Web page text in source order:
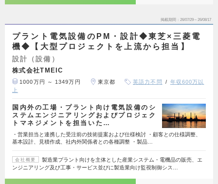
掲載期間 26/07/29～26/08/17
プラント電気設備のPM・設計◆東芝×三菱電
機◆【大型プロジェクトを上流から担当】
設計（設備）
株式会社TMEIC
1000万円 ～ 1349万円 東京都 英語力不問
年収600万以
上
国内外の工場・プラント向け電気設備のシ
ステムエンジニアリングおよびプロジェク
トマネジメントを担当いた…
・営業担当と連携した受注前の技術提案および仕様検討 ・顧客との仕様調整、
基本設計、見積作成、社内外関係者との各種調整 ・製品…
会社概要
製造業プラント向けを主体とした産業システム・電機品の販売、エ
ンジニアリング及び工事・サービス並びに製造業向け監視制御シス…